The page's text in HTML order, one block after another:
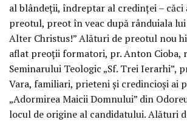
al blândeții, îndreptar al credinței – căci
preotul, preot în veac după rânduiala lui
Alter Christus!” Alături de preotul nou
aflat preoții formatori, pr. Anton Cioba,
Seminarului Teologic „Sf. Trei Ierarhi”,
Vara, familiari, prieteni și credincioși ai
„Adormirea Maicii Domnului” din
locul de origine al candidatului. Alături